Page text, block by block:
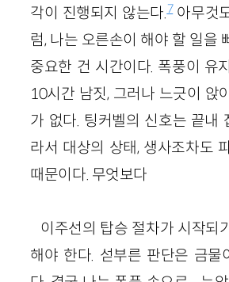
각이 진행되지 않는다.7아무것
럼, 나는 오른손이 해야 할 일을
중요한 건 시간이다. 폭풍이 유
10시간 남짓, 그러나 느긋이 앉
가 없다. 팅커벨의 신호는 끝내
라서 대상의 상태, 생사조차도
때문이다. 무엇보다
이주선의 탑승 절차가 시작되
해야 한다. 섣부른 판단은 금물